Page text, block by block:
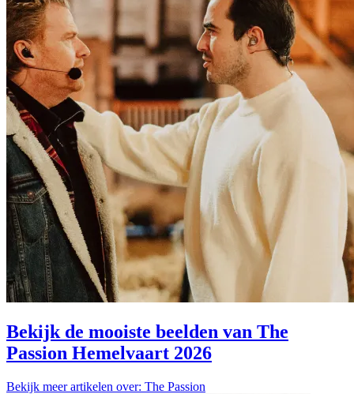
Bekijk de mooiste beelden van The
Passion Hemelvaart 2026
Bekijk meer artikelen over: The Passion